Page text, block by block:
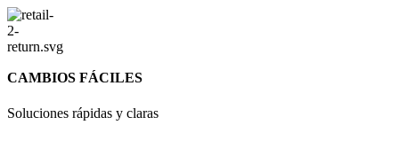
CAMBIOS FÁCILES
Soluciones rápidas y claras